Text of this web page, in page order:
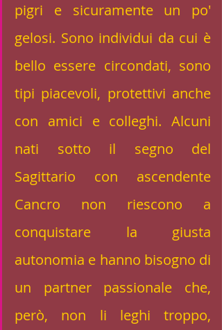
pigri e sicuramente un po'
gelosi. Sono individui da cui è
bello essere circondati, sono
tipi piacevoli, protettivi anche
con amici e colleghi. Alcuni
nati sotto il segno del
Sagittario con ascendente
Cancro non riescono a
conquistare la giusta
autonomia e hanno bisogno di
un partner passionale che,
però, non li leghi troppo,